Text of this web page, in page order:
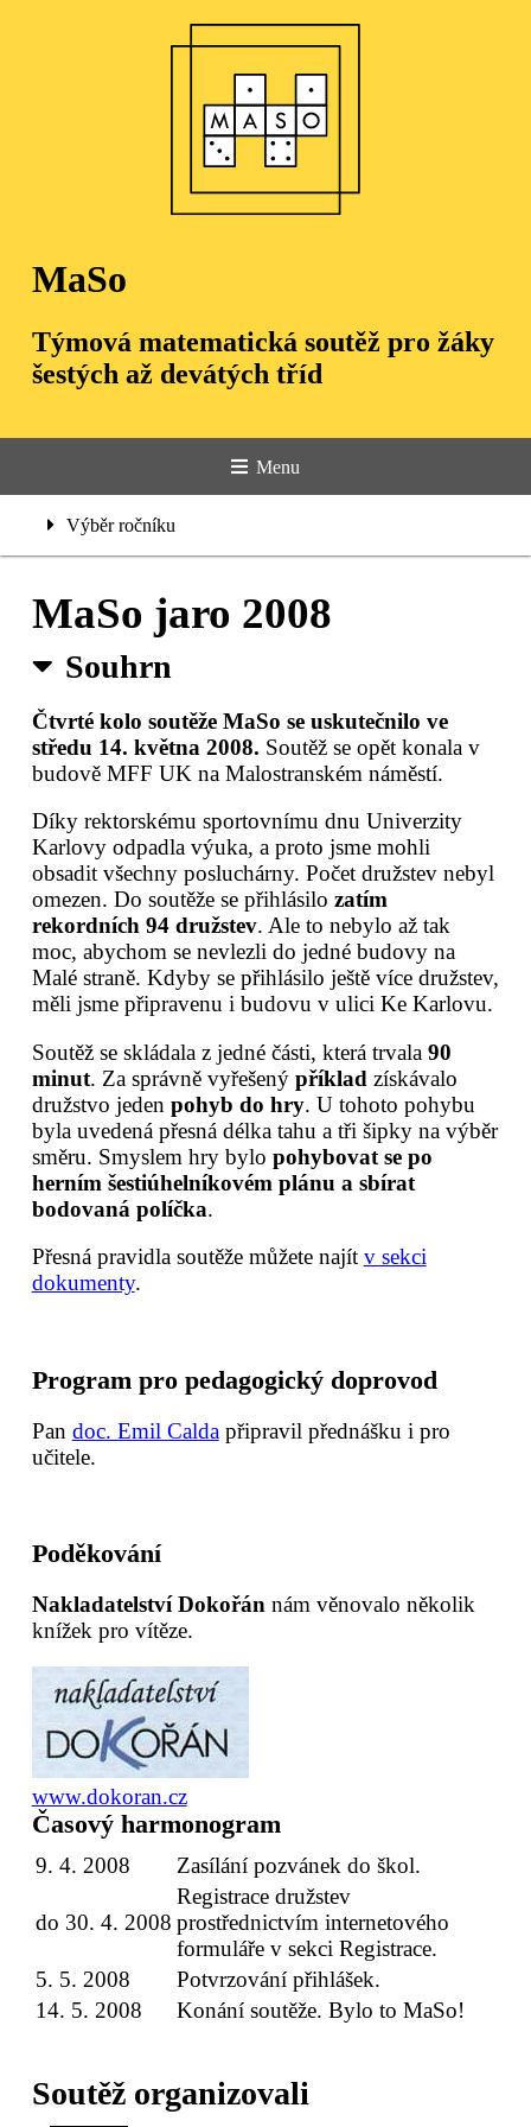
MaSo
Týmová matematická soutěž pro žáky
šestých až devátých tříd
Menu
Kontakty
Pro organizátory
Výběr ročníku
MaSo jaro 2008
Souhrn
Čtvrté kolo soutěže MaSo se uskutečnilo ve
středu 14. května 2008. Soutěž se opět konala v
budově MFF UK na Malostranském náměstí.
Díky rektorskému sportovnímu dnu Univerzity
Karlovy odpadla výuka, a proto jsme mohli
obsadit všechny posluchárny. Počet družstev nebyl
omezen. Do soutěže se přihlásilo zatím
rekordních 94 družstev. Ale to nebylo až tak
moc, abychom se nevlezli do jedné budovy na
Malé straně. Kdyby se přihlásilo ještě více družstev,
měli jsme připravenu i budovu v ulici Ke Karlovu.
Soutěž se skládala z jedné části, která trvala 90
minut. Za správně vyřešený příklad získávalo
družstvo jeden pohyb do hry. U tohoto pohybu
byla uvedená přesná délka tahu a tři šipky na výběr
směru. Smyslem hry bylo pohybovat se po
herním šestiúhelníkovém plánu a sbírat
bodovaná políčka.
Přesná pravidla soutěže můžete najít v sekci
dokumenty.
Program pro pedagogický doprovod
Pan doc. Emil Caldapřipravil přednášku i pro
učitele.
Poděkování
Nakladatelství Dokořán nám věnovalo několik
knížek pro vítěze.
www.dokoran.cz
Časový harmonogram
9. 4. 2008 Zasílání pozvánek do škol.
do 30. 4. 2008
Registrace družstev
prostřednictvím internetového
formuláře v sekci Registrace.
5. 5. 2008
Potvrzování přihlášek.
14. 5. 2008
Konání soutěže. Bylo to MaSo!
Soutěž organizovali